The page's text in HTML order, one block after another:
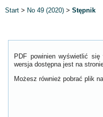
Start > No 49 (2020) > Stępnik
PDF powinien wyświetlić
wersja dostępna jest na
Możesz również pobrać plik